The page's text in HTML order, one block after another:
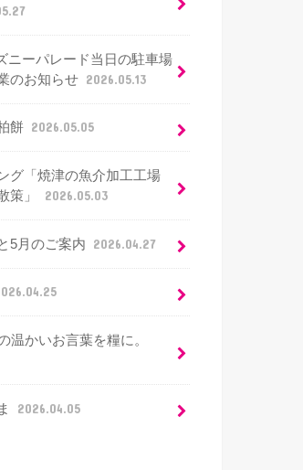
ニーパレード当日の駐車場
のお知らせ 2026.05.13
餅 2026.05.05
グ「焼津の魚介加工工場
策」
2026.05.03
5月のご案内 2026.04.27
温かいお言葉を糧に。
2026.04.05